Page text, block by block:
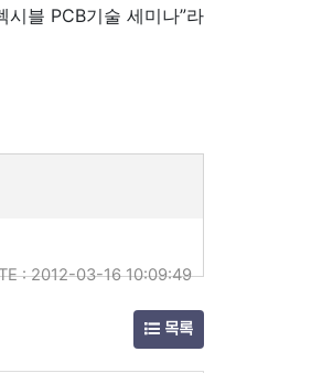
블 PCB기술 세미나”라
: 2012-03-16 10:09:49
목록